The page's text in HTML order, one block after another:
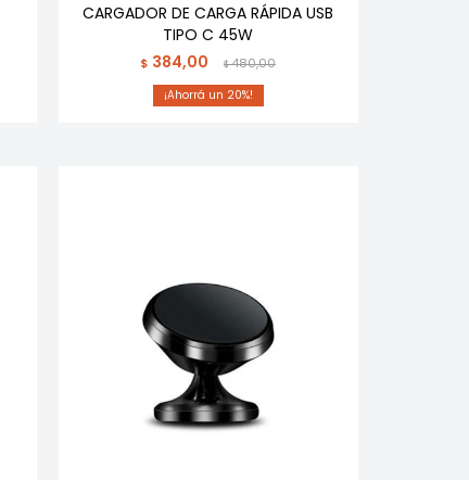
CARGADOR DE CARGA RÁPIDA USB
TIPO C 45W
$ 384,00 $480,00
20